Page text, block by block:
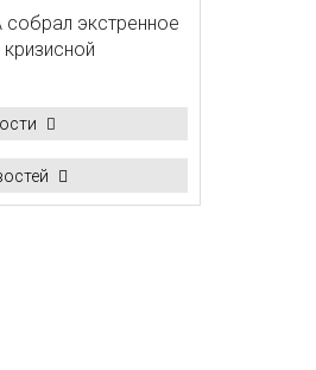
экстренное